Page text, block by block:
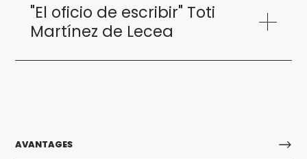
"El oficio de escribir" Toti
Martínez de Lecea
AVANTAGES